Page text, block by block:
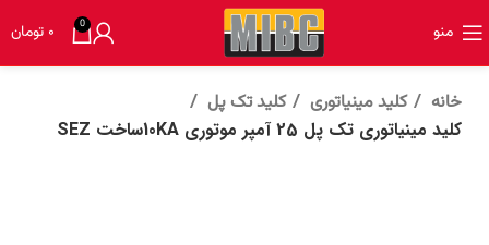
منو 0 ۰ تومان
خانه کلید مینیاتوری
کلید تک پل
کلید مینیاتوری تک پل 25 آمپر موتوری 10KAساخت SEZ